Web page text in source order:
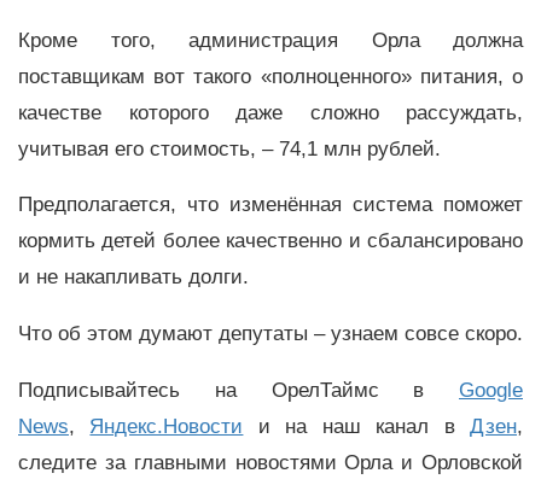
Кроме того, администрация Орла должна
поставщикам вот такого «полноценного» питания, о
качестве которого даже сложно рассуждать,
учитывая его стоимость, – 74,1 млн рублей.
Предполагается, что изменённая система поможет
кормить детей более качественно и сбалансировано
и не накапливать долги.
Что об этом думают депутаты – узнаем совсе скоро.
Подписывайтесь на ОрелТаймс в Google
News, Яндекс.Новости и на наш канал вДзен,
следите за главными новостями Орла и Орловской